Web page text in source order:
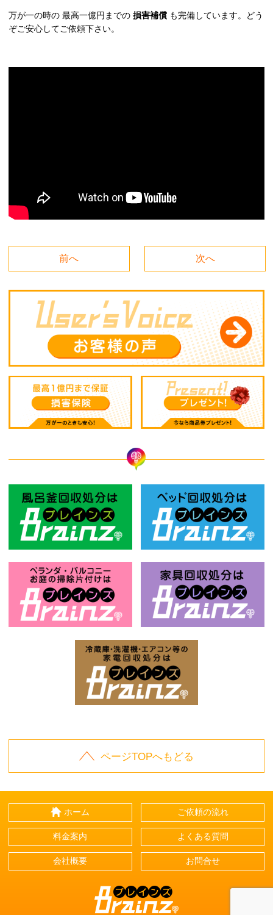
万が一の時の 最高一億円までの 損害補償 も完備しています。どう
ぞご安心してご依頼下さい。
前へ 次へ
ページTOPへもどる
ホーム ご依頼の流れ
料金案内 よくある質問
会社概要 お問合せ